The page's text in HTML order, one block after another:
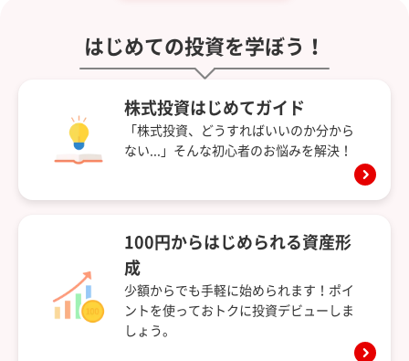
はじめての投資を学ぼう！
株式投資はじめてガイド
「株式投資、どうすればいいのか分から
ない...」そんな初心者のお悩みを解決！
100円からはじめられる資産形
成
少額からでも手軽に始められます！ポイ
ントを使っておトクに投資デビューしま
しょう。